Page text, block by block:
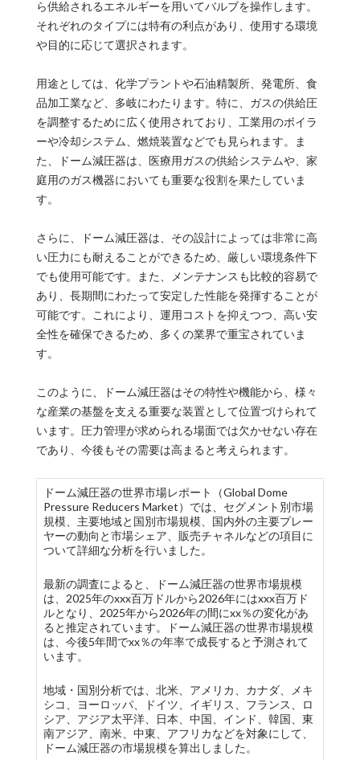
ら供給されるエネルギーを用いてバルブを操作します。
それぞれのタイプには特有の利点があり、使用する環境
や目的に応じて選択されます。
用途としては、化学プラントや石油精製所、発電所、食
品加工業など、多岐にわたります。特に、ガスの供給圧
を調整するために広く使用されており、工業用のボイラ
ーや冷却システム、燃焼装置などでも見られます。ま
た、ドーム減圧器は、医療用ガスの供給システムや、家
庭用のガス機器においても重要な役割を果たしていま
す。
さらに、ドーム減圧器は、その設計によっては非常に高
い圧力にも耐えることができるため、厳しい環境条件下
でも使用可能です。また、メンテナンスも比較的容易で
あり、長期間にわたって安定した性能を発揮することが
可能です。これにより、運用コストを抑えつつ、高い安
全性を確保できるため、多くの業界で重宝されていま
す。
このように、ドーム減圧器はその特性や機能から、様々
な産業の基盤を支える重要な装置として位置づけられて
います。圧力管理が求められる場面では欠かせない存在
であり、今後もその需要は高まると考えられます。
ドーム減圧器の世界市場レポート（Global Dome
Pressure Reducers Market）では、セグメント別市場
規模、主要地域と国別市場規模、国内外の主要プレー
ヤーの動向と市場シェア、販売チャネルなどの項目に
ついて詳細な分析を行いました。
最新の調査によると、ドーム減圧器の世界市場規模
は、2025年のxxx百万ドルから2026年にはxxx百万ド
ルとなり、2025年から2026年の間にxx％の変化があ
ると推定されています。ドーム減圧器の世界市場規模
は、今後5年間でxx％の年率で成長すると予測されて
います。
地域・国別分析では、北米、アメリカ、カナダ、メキ
シコ、ヨーロッパ、ドイツ、イギリス、フランス、ロ
シア、アジア太平洋、日本、中国、インド、韓国、東
南アジア、南米、中東、アフリカなどを対象にして、
ドーム減圧器の市場規模を算出しました。